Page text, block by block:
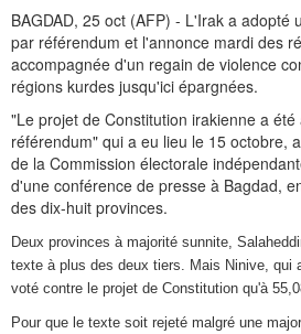
BAGDAD, 25 oct (AFP) - L'Irak a adopté
par référendum et l'annonce mardi des
accompagnée d'un regain de violence
régions kurdes jusqu'ici épargnées.
"Le projet de Constitution irakienne a
référendum" qui a eu lieu le 15 octobre,
de la Commission électorale
d'une conférence de presse à Bagdad,
des dix-huit provinces.
Deux provinces à majorité sunnite,
texte à plus des deux tiers. Mais Ninive, qui
voté contre le projet de Constitution qu'à
Pour que le texte soit rejeté malgré une